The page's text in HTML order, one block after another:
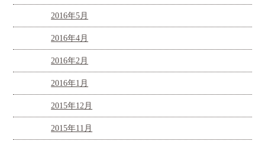
2016年5月
2016年4月
2016年2月
2016年1月
2015年12月
2015年11月